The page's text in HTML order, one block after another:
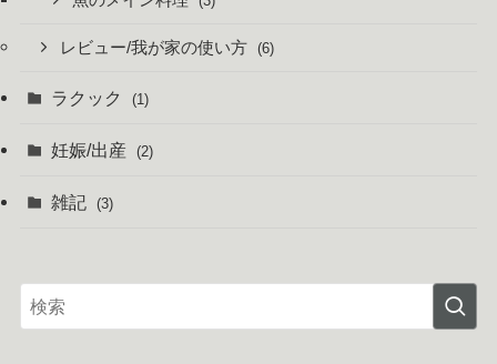
レビュー/我が家の使い方 (6)
ラクック (1)
妊娠/出産 (2)
雑記 (3)